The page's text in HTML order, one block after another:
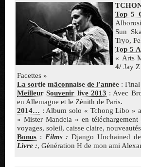
Top 5
Sun
Tryo,
Top 5
« Arts
4/Jay
Facettes »
La sortie mâconnaise de l’année :
Meilleur Souvenir live 2013 : Avec
en Allemagne et le Zénith de Paris.
2014… : Album solo « Tchong Libo »
« Mister Mandela » en
voyages, soleil, caisse claire,
Bonus : Films : Django Unchained
Livre :, Génération H de mon ami